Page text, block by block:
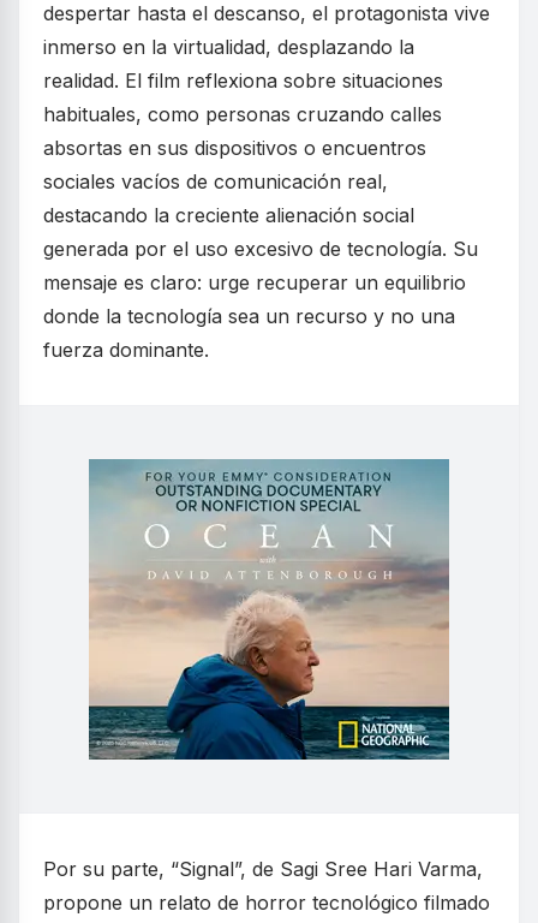
despertar hasta el descanso, el protagonista vive
inmerso en la virtualidad, desplazando la
realidad. El film reflexiona sobre situaciones
habituales, como personas cruzando calles
absortas en sus dispositivos o encuentros
sociales vacíos de comunicación real,
destacando la creciente alienación social
generada por el uso excesivo de tecnología. Su
mensaje es claro: urge recuperar un equilibrio
donde la tecnología sea un recurso y no una
fuerza dominante.
Por su parte, “Signal”, de Sagi Sree Hari Varma,
propone un relato de horror tecnológico filmado